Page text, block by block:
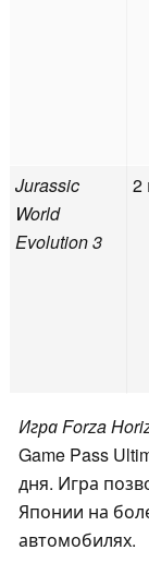
Jurassic
World
Evolution 3
2
Игра Forza
Game Pass
дня. Игра
Японии на
автомобилях.